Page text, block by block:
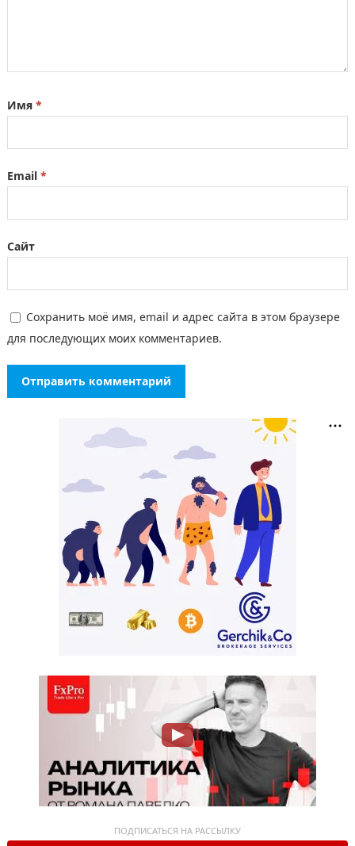
Имя *
Email *
Сайт
Сохранить моё имя, email и адрес сайта в этом браузере
для последующих моих комментариев.
ПОДПИСАТЬСЯ НА РАССЫЛКУ